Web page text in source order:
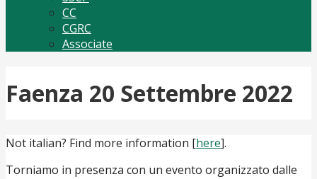
CC
CGRC
Associate
Faenza 20 Settembre 2022
Not italian? Find more information [here].
Torniamo in presenza con un evento organizzato dalle